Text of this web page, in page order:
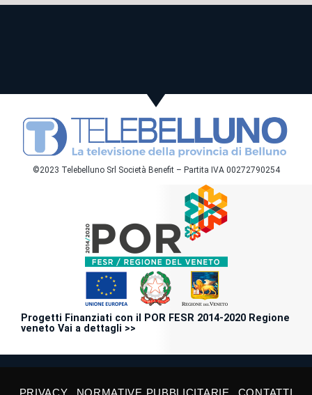
©2023 Telebelluno Srl Società Benefit – Partita IVA 00272790254
Progetti Finanziati con il POR FESR 2014-2020 Regione
veneto Vai a dettagli >>